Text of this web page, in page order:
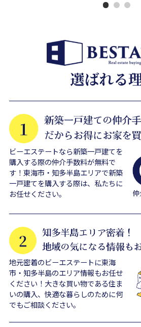
ビーエステートなら新築一戸建てを
購入する際の仲介手数料が無料で
す！東海市・知多半島エリアで新築
一戸建てを購入する際は、私たちに
お任せください。
地元密着のビーエステートに東海
市・知多半島のエリア情報もお任せ
ください！大きな買い物である住ま
いの購入、快適な暮らしのために何
でもご相談ください。